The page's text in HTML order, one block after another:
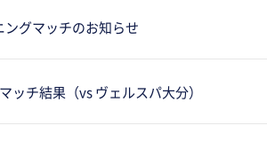
グマッチのお知らせ
ッチ結果（vs ヴェルスパ大分）